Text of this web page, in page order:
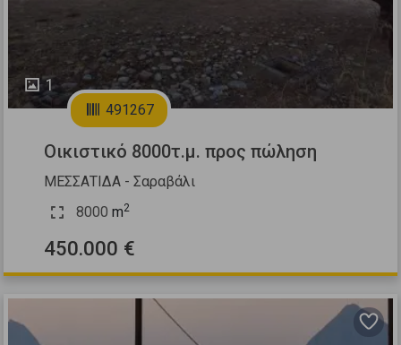
1
491267
Οικιστικό 8000τ.μ. προς πώληση
ΜΕΣΣΑΤΙΔΑ - Σαραβάλι
8000 m2
450.000 €